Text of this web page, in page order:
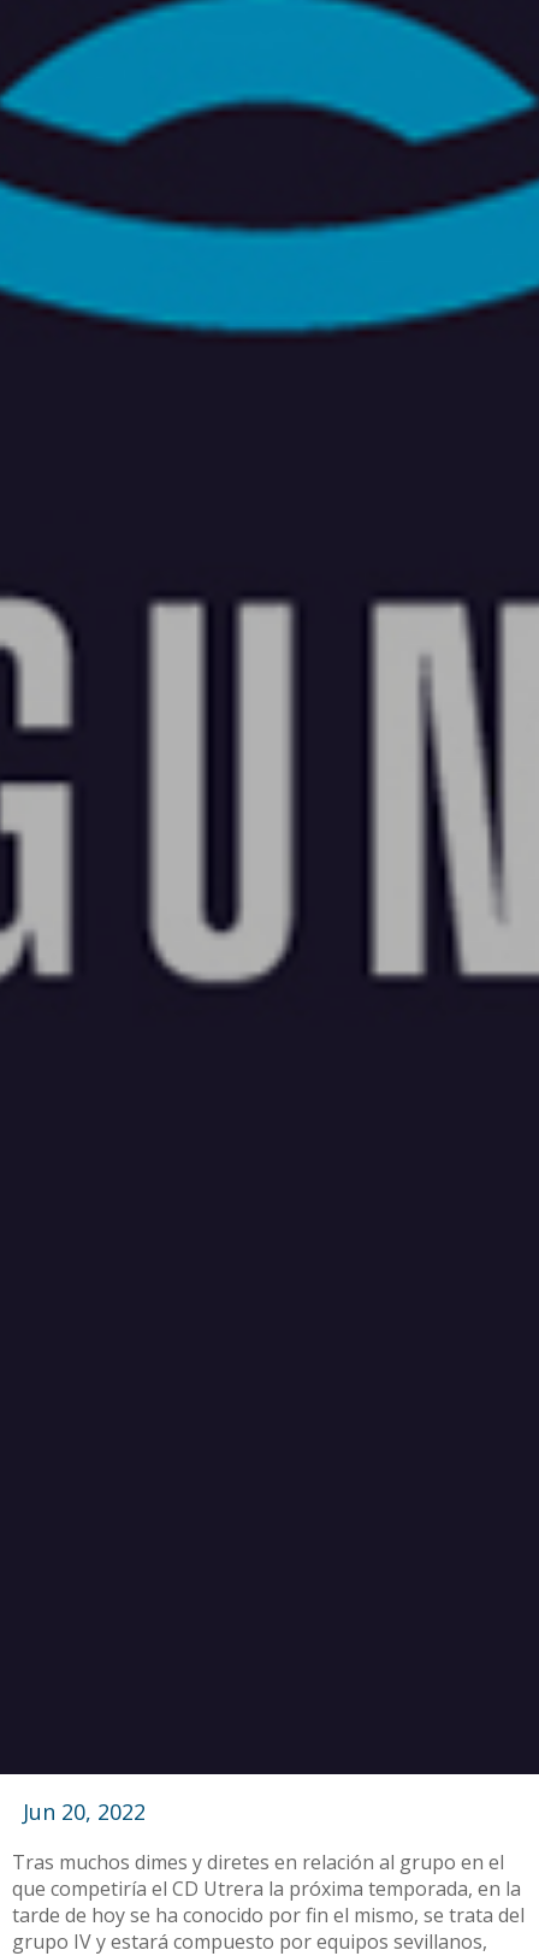
Jun 20, 2022
Tras muchos dimes y diretes en relación al grupo en el
que competiría el CD Utrera la próxima temporada, en la
tarde de hoy se ha conocido por fin el mismo, se trata del
grupo IV y estará compuesto por equipos sevillanos,